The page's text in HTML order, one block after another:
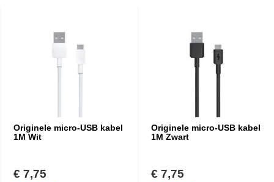
Originele micro-USB kabel
1M Wit
€ 7,75
Originele micro-USB kabel
1M Zwart
€ 7,75